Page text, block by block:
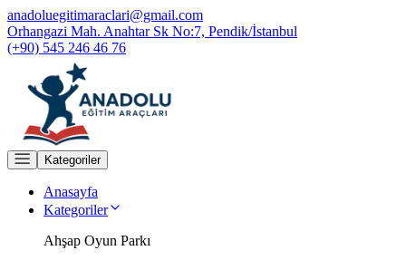
anadoluegitimaraclari@gmail.com
Orhangazi Mah. Anahtar Sk No:7, Pendik/İstanbul
(+90) 545 246 46 76
Kategoriler
Anasayfa
Kategoriler
Ahşap Oyun Parkı